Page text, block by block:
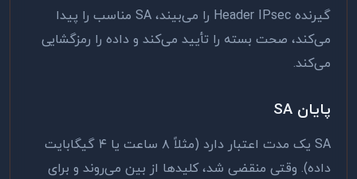
گیرنده Header IPsec را می‌بیند، SA مناسب را پیدا
می‌کند، صحت بسته را تأیید می‌کند و داده را رمزگشایی
می‌کند.
پایان SA
SA یک مدت اعتبار دارد (مثلاً ۸ ساعت یا ۴ گیگابایت
داده). وقتی منقضی شد، کلیدها از بین می‌روند و برای